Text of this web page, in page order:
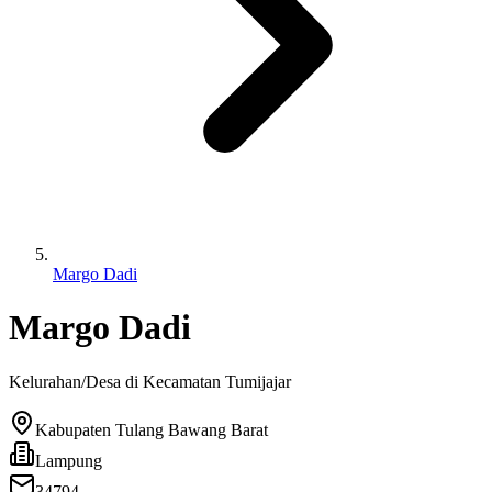
Margo Dadi
Margo Dadi
Kelurahan/Desa di Kecamatan Tumijajar
Kabupaten Tulang Bawang Barat
Lampung